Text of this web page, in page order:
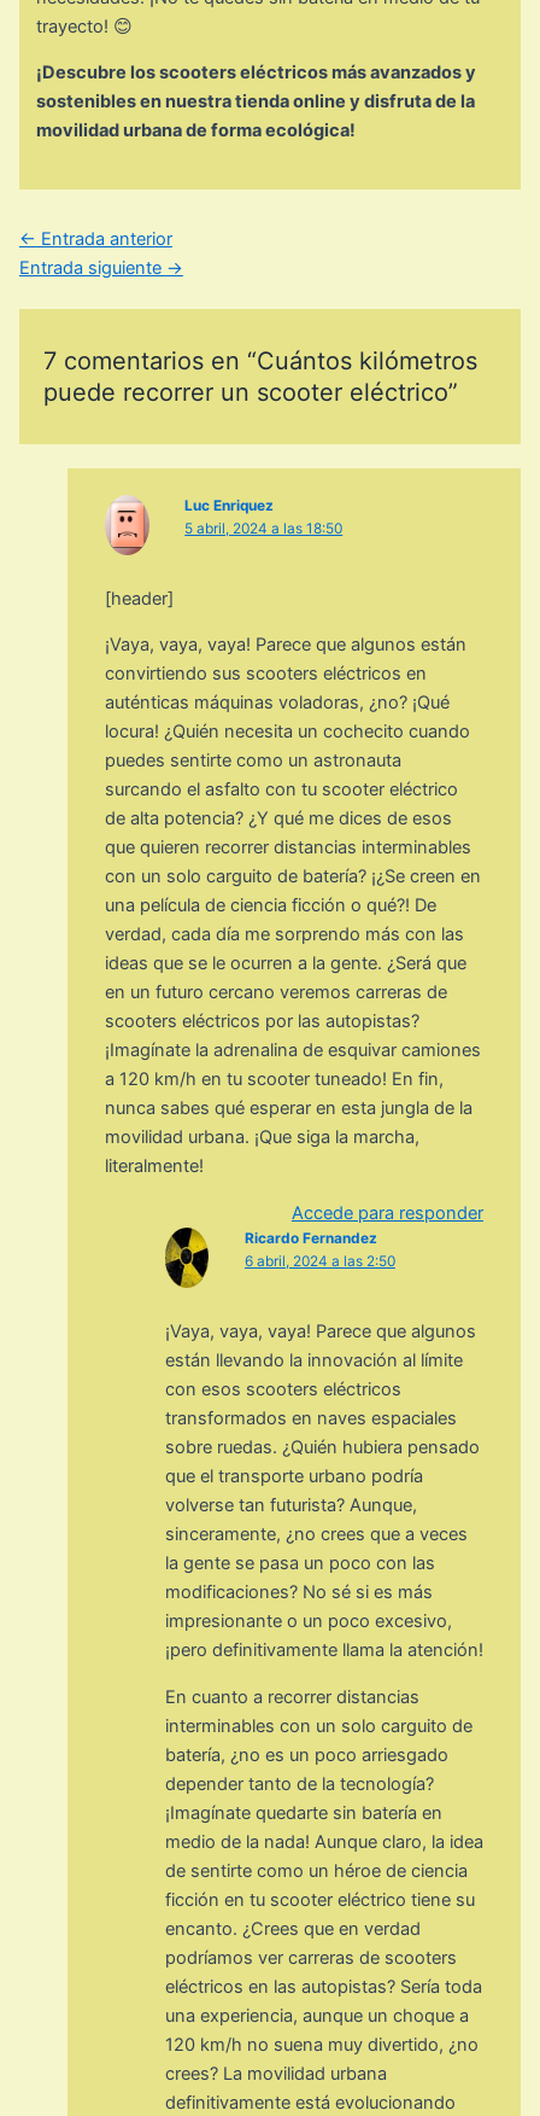
trayecto! 😊
¡Descubre los scooters eléctricos más avanzados y
sostenibles en nuestra tienda online y disfruta de la
movilidad urbana de forma ecológica!
← Entrada anterior
Entrada siguiente →
7 comentarios en “Cuántos kilómetros
puede recorrer un scooter eléctrico”
Luc Enriquez
5 abril, 2024 a las 18:50
[header]
¡Vaya, vaya, vaya! Parece que algunos están
convirtiendo sus scooters eléctricos en
auténticas máquinas voladoras, ¿no? ¡Qué
locura! ¿Quién necesita un cochecito cuando
puedes sentirte como un astronauta
surcando el asfalto con tu scooter eléctrico
de alta potencia? ¿Y qué me dices de esos
que quieren recorrer distancias interminables
con un solo carguito de batería? ¡¿Se creen en
una película de ciencia ficción o qué?! De
verdad, cada día me sorprendo más con las
ideas que se le ocurren a la gente. ¿Será que
en un futuro cercano veremos carreras de
scooters eléctricos por las autopistas?
¡Imagínate la adrenalina de esquivar camiones
a 120 km/h en tu scooter tuneado! En fin,
nunca sabes qué esperar en esta jungla de la
movilidad urbana. ¡Que siga la marcha,
literalmente!
Accede para responder
Ricardo Fernandez
6 abril, 2024 a las 2:50
¡Vaya, vaya, vaya! Parece que algunos
están llevando la innovación al límite
con esos scooters eléctricos
transformados en naves espaciales
sobre ruedas. ¿Quién hubiera pensado
que el transporte urbano podría
volverse tan futurista? Aunque,
sinceramente, ¿no crees que a veces
la gente se pasa un poco con las
modificaciones? No sé si es más
impresionante o un poco excesivo,
¡pero definitivamente llama la atención!
En cuanto a recorrer distancias
interminables con un solo carguito de
batería, ¿no es un poco arriesgado
depender tanto de la tecnología?
¡Imagínate quedarte sin batería en
medio de la nada! Aunque claro, la idea
de sentirte como un héroe de ciencia
ficción en tu scooter eléctrico tiene su
encanto. ¿Crees que en verdad
podríamos ver carreras de scooters
eléctricos en las autopistas? Sería toda
una experiencia, aunque un choque a
120 km/h no suena muy divertido, ¿no
crees? La movilidad urbana
definitivamente está evolucionando